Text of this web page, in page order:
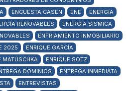
ENCUESTA CASEN ENE
ENERGÍA
RENOVABLES
ENERGÍA SÍSMICA
ENFRIAMIENTO INMOBILIARIO
2025
ENRIQUE GARCÍA
MATUSCHKA
ENRIQUE SOTZ
DOMINIOS
ENTREGA INMEDIATA
ENTREVISTAS